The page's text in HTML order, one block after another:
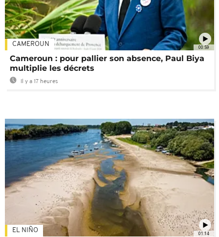
00:59
CAMEROUN
Cameroun : pour pallier son absence, Paul Biya
multiplie les décrets
Il y a 17 heures
01:14
EL NIÑO